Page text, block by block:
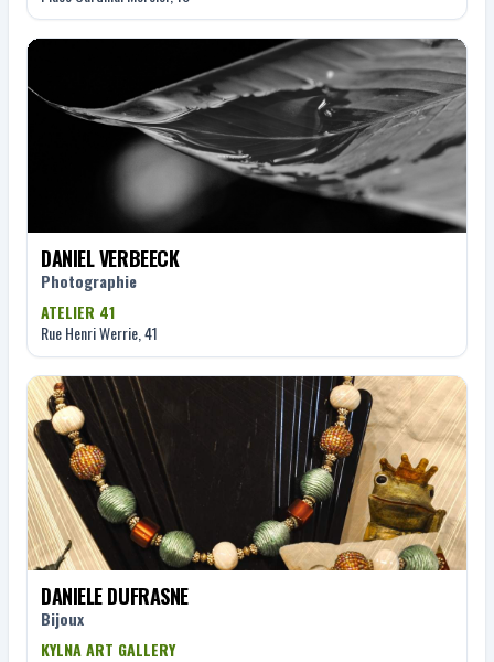
DANIEL VERBEECK
Photographie
ATELIER 41
Rue Henri Werrie, 41
DANIELE DUFRASNE
Bijoux
KYLNA ART GALLERY